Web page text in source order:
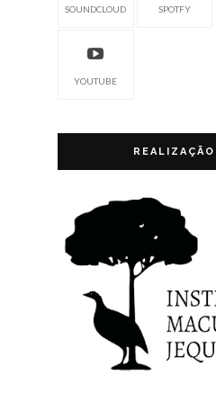
SOUNDCLOUD SPOTFY
YOUTUBE
REALIZAÇÃO